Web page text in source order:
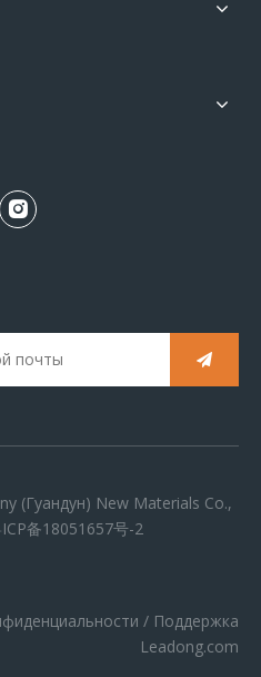
(Гуандун) New Materials Co.,
备18051657号-2
/ Поддержка
Leadong.com